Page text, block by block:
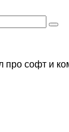
про софт и